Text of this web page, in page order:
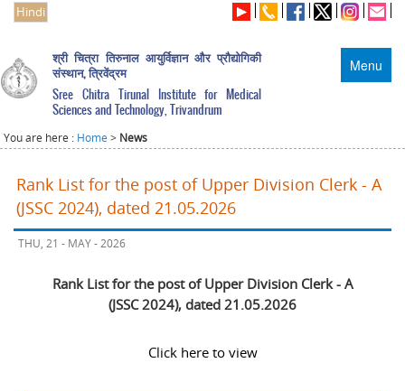
Hindi
Menu
श्री चित्रा तिरुनाल आयुर्विज्ञान और प्रौद्योगिकी
संस्थान, त्रिवेंद्रम
Sree Chitra Tirunal Institute for Medical
Sciences and Technology, Trivandrum
You are here : Home > News
Rank List for the post of Upper Division Clerk - A
(JSSC 2024), dated 21.05.2026
THU, 21 - MAY - 2026
Rank List for the post of Upper Division Clerk - A
(JSSC 2024), dated 21.05.2026
Click here to view